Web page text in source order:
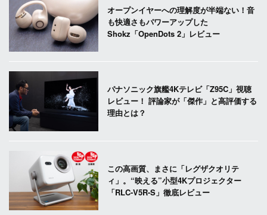
オープンイヤーへの理解度が半端ない！音
も快適さもパワーアップした
Shokz「OpenDots 2」レビュー
パナソニック旗艦4Kテレビ「Z95C」視聴
レビュー！ 評論家が「傑作」と高評価する
理由とは？
この高画質、まさに「レグザクオリテ
ィ」。“映える”小型4Kプロジェクター
「RLC-V5R-S」徹底レビュー